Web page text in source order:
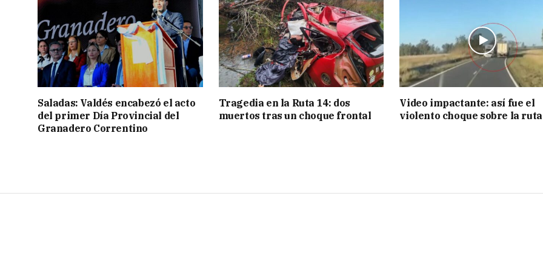
Saladas: Valdés encabezó el acto
del primer Día Provincial del
Granadero Correntino
Tragedia en la Ruta 14: dos
muertos tras un choque frontal
Video impactante: así fue el
violento choque sobre la ruta